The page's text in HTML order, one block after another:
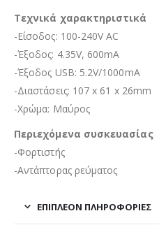
Τεχνικά χαρακτηριστικά
-Είσοδος: 100-240V AC
-Έξοδος: 4.35V, 600mA
-Έξοδος USB: 5.2V/1000mA
-Διαστάσεις: 107 x 61 x 26mm
-Χρώμα: Μαύρος
Περιεχόμενα συσκευασίας
-Φορτιστής
-Αντάπτορας ρεύματος
ΕΠΙΠΛΈΟΝ ΠΛΗΡΟΦΟΡΊΕΣ